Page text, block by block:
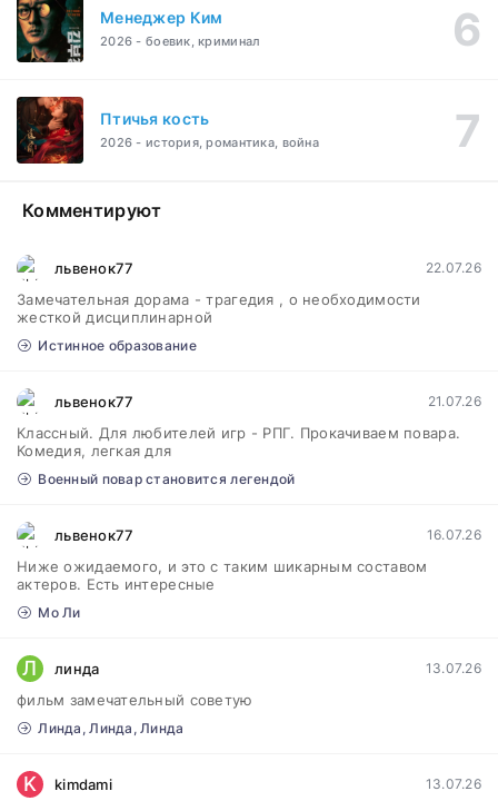
Менеджер Ким
2026 - боевик, криминал
Птичья кость
2026 - история, романтика, война
Комментируют
львенок77 22.07.26
Замечательная дорама - трагедия , о необходимости
жесткой дисциплинарной
Истинное образование
львенок77 21.07.26
Классный. Для любителей игр - РПГ. Прокачиваем повара.
Комедия, легкая для
Военный повар становится легендой
львенок77 16.07.26
Ниже ожидаемого, и это с таким шикарным составом
актеров. Есть интересные
Мо Ли
Л линда 13.07.26
фильм замечательный советую
Линда, Линда, Линда
K kimdami 13.07.26